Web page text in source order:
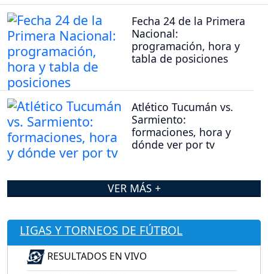
Fecha 24 de la Primera
Nacional:
programación, hora y
tabla de posiciones
Atlético Tucumán vs.
Sarmiento:
formaciones, hora y
dónde ver por tv
VER MÁS +
LIGAS Y TORNEOS DE FÚTBOL
RESULTADOS EN VIVO